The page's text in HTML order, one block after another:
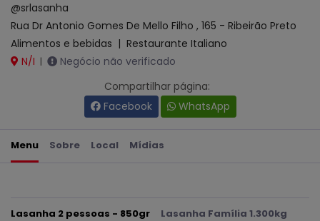
@srlasanha
Rua Dr Antonio Gomes De Mello Filho , 165 - Ribeirão Preto
Alimentos e bebidas | Restaurante Italiano
N/I |
Negócio não verificado
Compartilhar página:
Facebook
WhatsApp
Menu Sobre Local Mídias
Lasanha 2 pessoas - 850gr Lasanha Família 1.300kg